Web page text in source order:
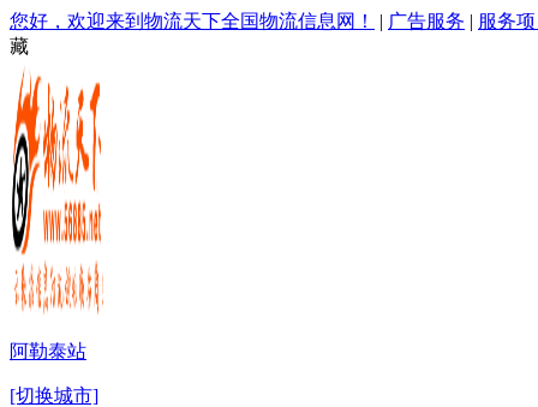
您好，欢迎来到物流天下全国物流信息网！ | 广告服务 | 服务
藏
阿勒泰站
[切换城市]